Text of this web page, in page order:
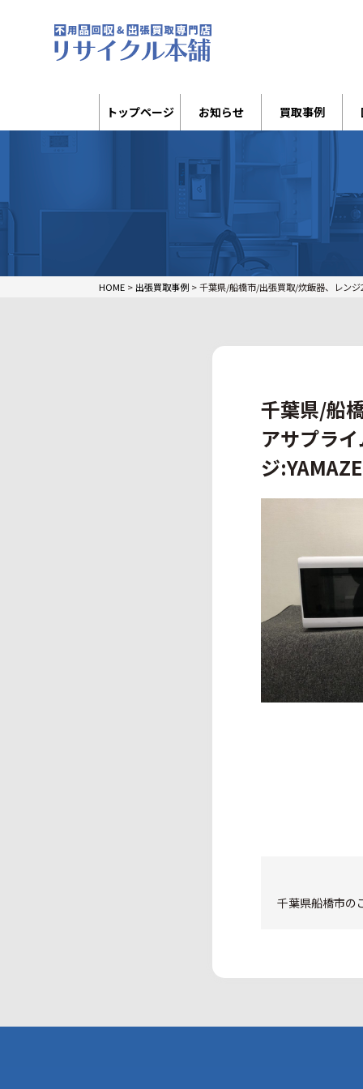
トップページ お知らせ 買取事例
HOME > 出張買取事例 >千葉県/船橋市/出張買取/炊飯器、レン
千葉県/船
アサプラ
ジ
千葉県船橋市の